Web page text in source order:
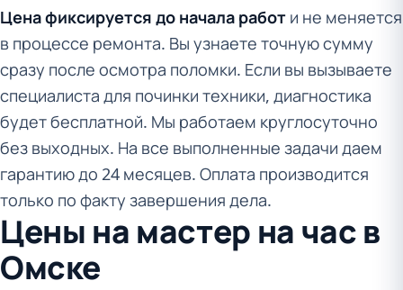
Цена фиксируется до начала работ и не меняется
в процессе ремонта. Вы узнаете точную сумму
сразу после осмотра поломки. Если вы вызываете
специалиста для починки техники, диагностика
будет бесплатной. Мы работаем круглосуточно
без выходных. На все выполненные задачи даем
гарантию до 24 месяцев. Оплата производится
только по факту завершения дела.
Цены на мастер на час в
Омске